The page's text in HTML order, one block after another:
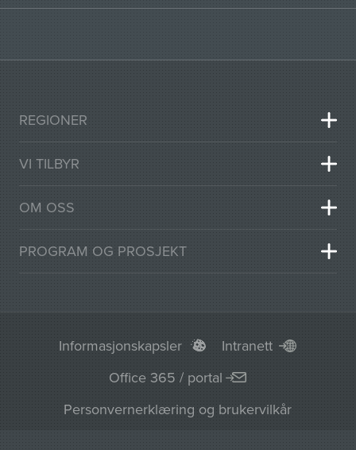
REGIONER
VI TILBYR
OM OSS
PROGRAM OG PROSJEKT
Informasjonskapsler
Intranett
Office 365 / portal
Personvernerklæring og brukervilkår